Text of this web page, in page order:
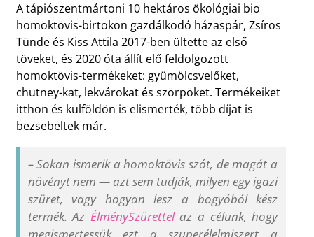
A tápiószentmártoni 10 hektáros ökológiai bio
homoktövis-birtokon gazdálkodó házaspár, Zsíros
Tünde és Kiss Attila 2017-ben ültette az első
töveket, és 2020 óta állít elő feldolgozott
homoktövis-termékeket: gyümölcsvelőket,
chutney-kat, lekvárokat és szörpöket. Termékeiket
itthon és külföldön is elismerték, több díjat is
bezsebeltek már.
–Sokan ismerik a homoktövis szót, de magát a
növényt nem — azt sem tudják, milyen egy igazi
szüret, vagy hogyan lesz a bogyóból kész
termék. Az ÉlménySzürettelaz a célunk, hogy